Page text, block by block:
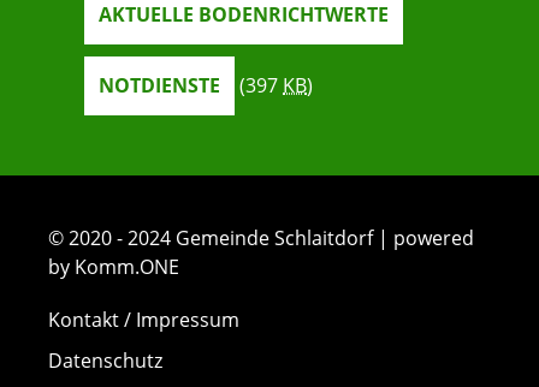
AKTUELLE BODENRICHTWERTE
NOTDIENSTE (397 KB)
© 2020 - 2024 Gemeinde Schlaitdorf | powered
by Komm.ONE
Kontakt / Impressum
Datenschutz